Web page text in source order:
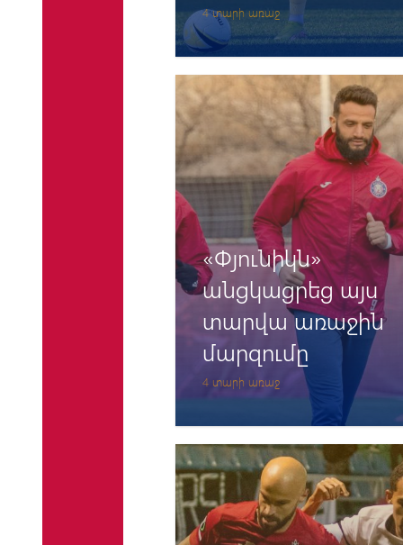
4 տարի առաջ
4 տարի առաջ
«Փյունիկն»
անցկացրեց այս
տարվա առաջին
մարզումը